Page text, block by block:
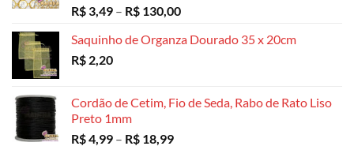
Avaliação
5.00
de 5
R$ 3,49 – R$ 130,00Faixa
preço:
Saquinho de Organza Dourado 35 x 20cm
R$ 2,20
Cordão de Cetim, Fio de Seda, Rabo de Rato Liso
Preto 1mm
R$4,99 – R$ 18,99Faixa